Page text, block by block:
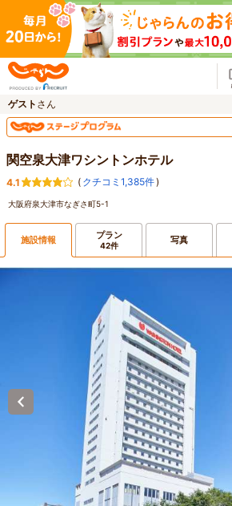
ゲスト さん
関空泉大津ワシントンホテル
4.1 ( クチコミ1,385件)
大阪府泉大津市なぎさ町5-1
施設情報 プラン
42件 写真